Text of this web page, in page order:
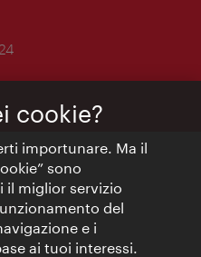
cookie?
importunare. Ma il
sono
il miglior servizio
del
e i
ai tuoi interessi.